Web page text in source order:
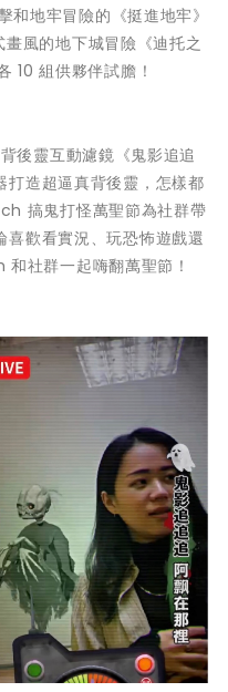
和地牢冒險的《挺進地牢》
風的地下城冒險《迪托之
組供夥伴試膽！
後靈互動濾鏡《鬼影追追
打造超逼真背後靈，怎樣都
搞鬼打怪萬聖節為社群帶
喜歡看實況、玩恐怖遊戲還
社群一起嗨翻萬聖節！